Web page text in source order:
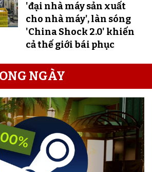
'đại nhà máy sản xuất
cho nhà máy', làn sóng
'China Shock 2.0' khiến
cả thế giới bái phục
NGÀY